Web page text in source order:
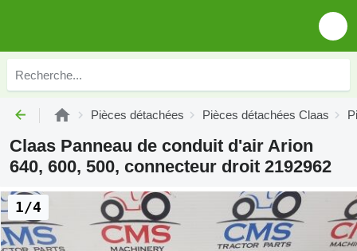
Pièces détachées Pièces détachées Claas
Claas Panneau de conduit d'air Arion
640, 600, 500, connecteur droit 2192962
1/4